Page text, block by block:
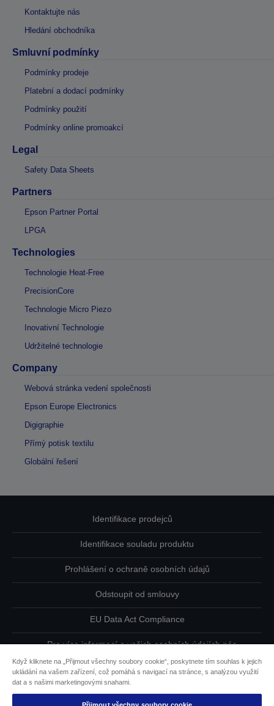
Kontaktujte nás
Hledání obchodníka
Smluvní podmínky
Podmínky prodeje
Platební a dodací podmínky
Podmínky použití
Podmínky online promoakcí
Legal
Safety Data Sheets
Partners
Epson Partner Portal
LPGA
Technologies
Technologie Heat-Free
PrecisionCore
Technologie Micro Piezo
Inovativní Technologie
Udržitelné technologie
Company
Webová stránka vedení společnosti
Epson Europe Electronics
Digigraphie
Přímý potisk textilu
Globální řešení
Identifikace prodejců
Identifikace souladu produktu
Prohlášení o ochraně osobních údajů
Odstoupit od smlouvy
EU Data Act Compliance
Pro více informací o vašich osobních údajích nás
Informace o souborech cookie
Když kliknete na „Přijmout všechny soubory cookie“, poskytnete tím souhlas k jejich
ukládání na vašem zařízení, což pomáhá s navigací na stránce, s analýzou využití
dat a s našimi marketingovými snahami.